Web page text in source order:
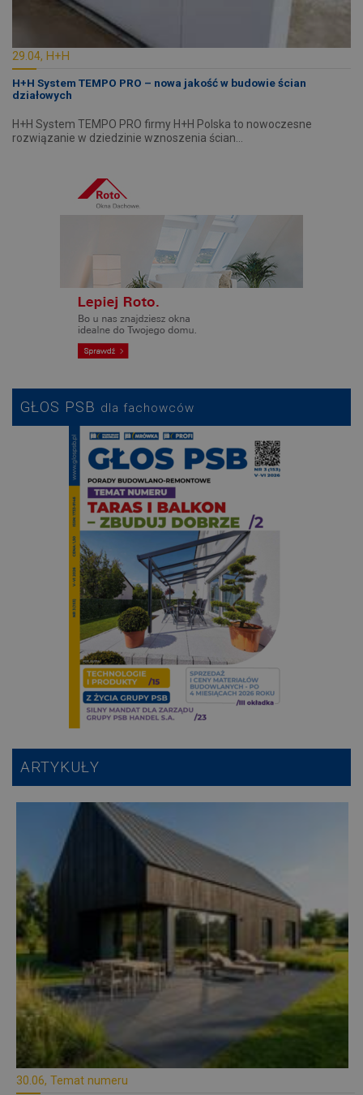
29.04, H+H
H+H System TEMPO PRO – nowa jakość w budowie ścian
działowych
H+H System TEMPO PRO firmy H+H Polska to nowoczesne
rozwiązanie w dziedzinie wznoszenia ścian…
GŁOS PSB dla fachowców
ARTYKUŁY
30.06, Temat numeru